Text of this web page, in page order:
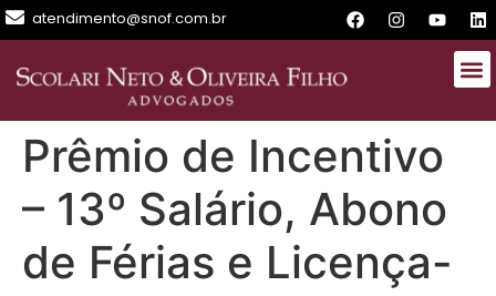
atendimento@snof.com.br
Prêmio de Incentivo
– 13º Salário, Abono
de Férias e Licença-